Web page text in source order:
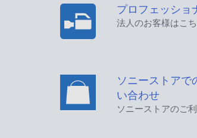
プロフェッショ
法人のお客様はこ
ソニーストアで
い合わせ
ソニーストアのご